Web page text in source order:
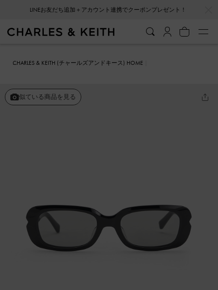
LINEお友だち追加＋アカウント連携でクーポンプレゼント！
CHARLES & KEITH (チャールズアンドキース) HOME
似ている商品を見る